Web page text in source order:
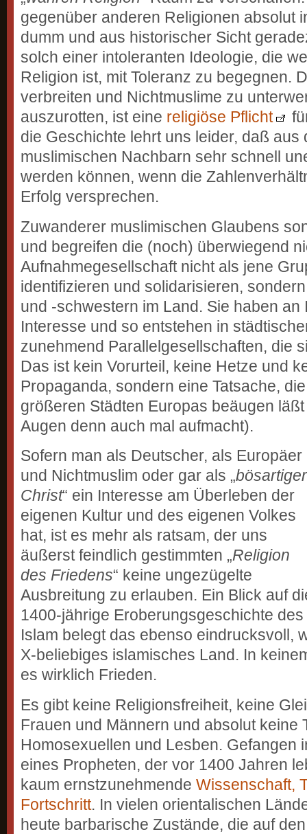
gegenüber anderen Religionen absolut
dumm und aus historischer Sicht
solch einer intoleranten Ideologie, die
Religion ist, mit Toleranz zu begegnen.
verbreiten und Nichtmuslime zu
auszurotten, ist eine religiöse Pflicht
die Geschichte lehrt uns leider, daß aus
muslimischen Nachbarn sehr schnell
werden können, wenn die
Erfolg versprechen.
Zuwanderer muslimischen Glaubens
und begreifen die (noch) überwiegend
Aufnahmegesellschaft nicht als jene
identifizieren und solidarisieren,
und -schwestern im Land. Sie haben an
Interesse und so entstehen in
zunehmend Parallelgesellschaften, die
Das ist kein Vorurteil, keine Hetze und
Propaganda, sondern eine Tatsache,
größeren Städten Europas beäugen
Augen denn auch mal aufmacht).
Sofern man als Deutscher, als Europäer
und Nichtmuslim oder gar als „bösartiger
Christ“ ein Interesse am Überleben der
eigenen Kultur und des eigenen Volkes
hat, ist es mehr als ratsam, der uns
äußerst feindlich gestimmten „Religion
des Friedens“ keine ungezügelte
Ausbreitung zu erlauben. Ein Blick auf
1400-jährige Eroberungsgeschichte des
Islam belegt das ebenso eindrucksvoll,
X-beliebiges islamisches Land. In
es wirklich Frieden.
Es gibt keine Religionsfreiheit, keine
Frauen und Männern und absolut keine
Homosexuellen und Lesben. Gefangen
eines Propheten, der vor 1400 Jahren
kaum ernstzunehmende Wissenschaft,
Fortschritt. In vielen orientalischen
heute barbarische Zustände, die auf den